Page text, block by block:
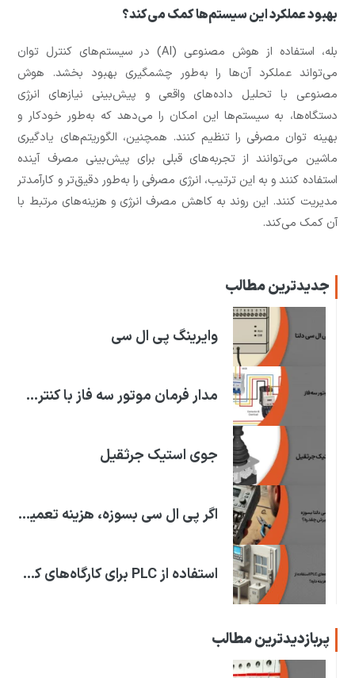
بهبود عملکرد این سیستم‌ها کمک می‌کند؟
بله، استفاده از هوش مصنوعی (AI) در سیستم‌های کنترل توان
می‌تواند عملکرد آن‌ها را به‌طور چشمگیری بهبود بخشد. هوش
مصنوعی با تحلیل داده‌های واقعی و پیش‌بینی نیازهای انرژی
دستگاه‌ها، به سیستم‌ها این امکان را می‌دهد که به‌طور خودکار و
بهینه توان مصرفی را تنظیم کنند. همچنین، الگوریتم‌های یادگیری
ماشین می‌توانند از تجربه‌های قبلی برای پیش‌بینی مصرف آینده
استفاده کنند و به این ترتیب، انرژی مصرفی را به‌طور دقیق‌تر و کارآمدتر
مدیریت کنند. این روند به کاهش مصرف انرژی و هزینه‌های مرتبط با
آن کمک می‌کند.
جدیدترین مطالب
وایرینگ پی ال سی
مدار فرمان موتور سه فاز با کنترل فاز
جوی استیک جرثقیل
اگر پی ال سی بسوزه، هزینه تعمیرش چقدره؟
استفاده از PLC برای کارگاه‌های کوچک چقدر هزینه داره؟
پربازدیدترین مطالب